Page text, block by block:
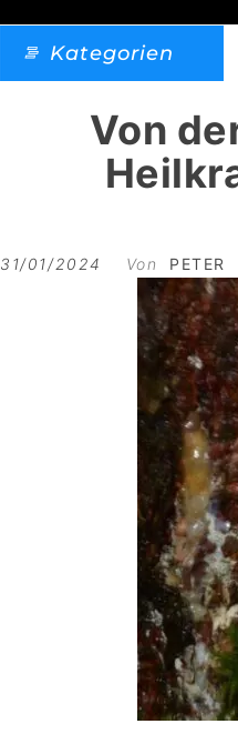
Kategorien
Von
31/01/2024 Von PETER